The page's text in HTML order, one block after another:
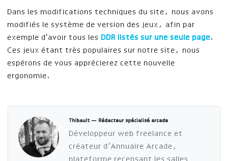
Dans les modifications techniques du site, nous avons
modifiés le système de version des jeux, afin par
exemple d'avoir tous les DDR listés sur une seule page.
Ces jeux étant très populaires sur notre site, nous
espérons de vous apprécierez cette nouvelle
ergonomie.
Thibault — Rédacteur spécialisé arcade
Développeur web freelance et
créateur d’Annuaire Arcade,